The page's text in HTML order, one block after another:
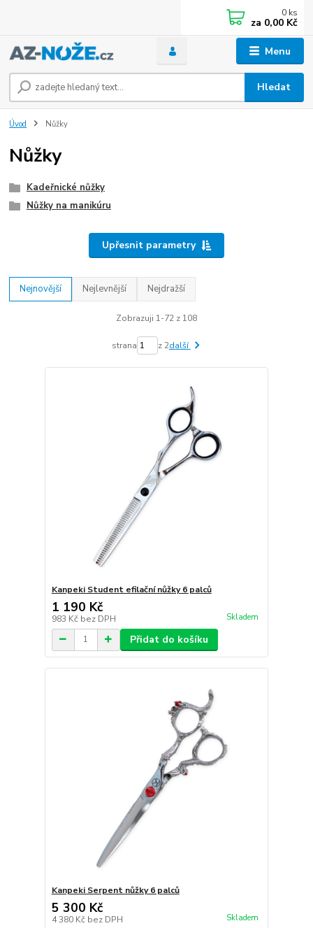
Menu
Hledat
0 ks
za 0,00 Kč
Úvod Nůžky
Nůžky
Kadeřnické nůžky
Nůžky na manikúru
Upřesnit parametry
Nejnovější Nejlevnější Nejdražší
Zobrazuji 1-72 z 108
strana z 2další
Kanpeki Student efilační nůžky 6 palců
1 190 Kč
983 Kč bez DPH Skladem
Přidat do košíku
Kanpeki Serpent nůžky 6 palců
5 300 Kč
4 380 Kč bez DPH Skladem